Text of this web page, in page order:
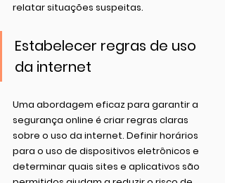
relatar situações suspeitas.
Estabelecer regras de uso
da internet
Uma abordagem eficaz para garantir a
segurança online é criar regras claras
sobre o uso da internet. Definir horários
para o uso de dispositivos eletrônicos e
determinar quais sites e aplicativos são